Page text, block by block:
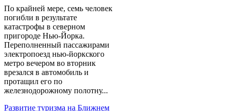
По крайней мере, семь человек
погибли в результате
катастрофы в северном
пригороде Нью-Йорка.
Переполненный пассажирами
электропоезд нью-йоркского
метро вечером во вторник
врезался в автомобиль и
протащил его по
железнодорожному полотну...
Развитие туризма на Ближнем